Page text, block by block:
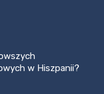
w Hiszpanii?